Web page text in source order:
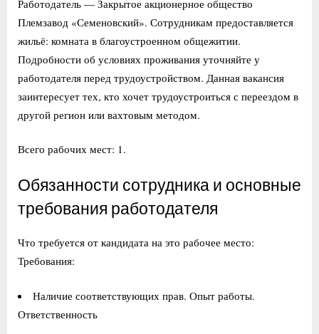
Работодатель — Закрытое акционерное общество
Племзавод «Семеновский». Сотрудникам предоставляется
жильё: комната в благоустроенном общежитии.
Подробности об условиях проживания уточняйте у
работодателя перед трудоустройством. Данная вакансия
заинтересует тех, кто хочет трудоустроиться с переездом в
другой регион или вахтовым методом.
Всего рабочих мест: 1.
Обязанности сотрудника и основные
требования работодателя
Что требуется от кандидата на это рабочее место:
Требования:
Наличие соответствующих прав. Опыт работы.
Ответственность